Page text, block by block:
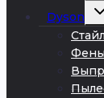
Dyson